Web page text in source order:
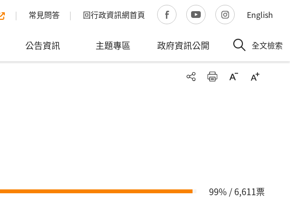
常見問答 回行政資訊網首頁 English
公告資訊 主題專區 政府資訊公開 全文檢索
99% / 6,611票